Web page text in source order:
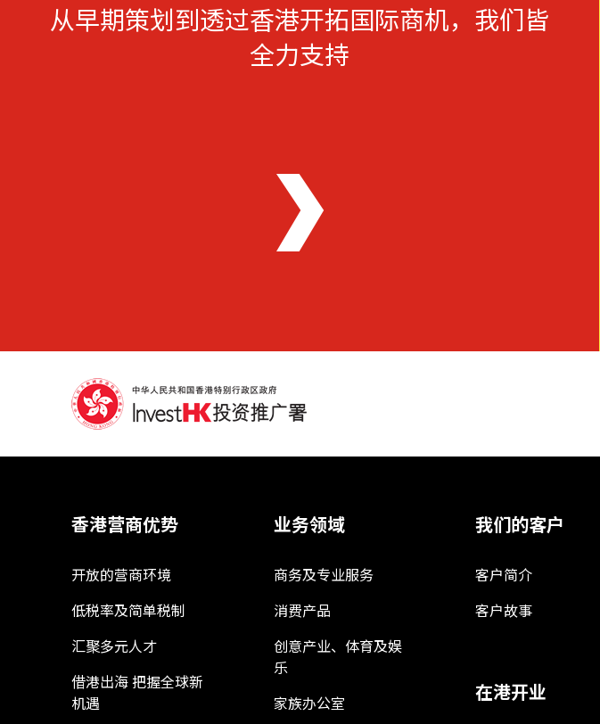
从早期策划到透过香港开拓国际商机，我们皆
全力支持
香港营商优势
开放的营商环境
低税率及简单税制
汇聚多元人才
借港出海 把握全球新
机遇
业务领域
商务及专业服务
消费产品
创意产业、体育及娱
乐
家族办公室
我们的客户
客户简介
客户故事
在港开业